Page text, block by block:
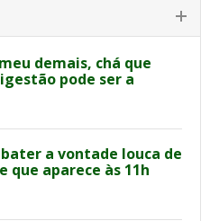
demais, chá que
pode ser a
a vontade louca de
que aparece às 11h